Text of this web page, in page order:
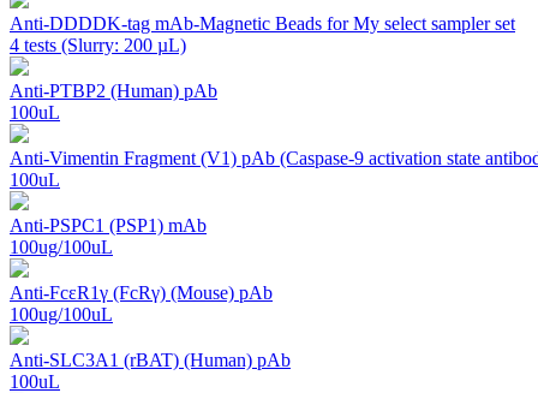
Anti-DDDDK-tag mAb-Magnetic Beads for My select sampler set
4 tests (Slurry: 200 µL)
Anti-PTBP2 (Human) pAb
100uL
Anti-Vimentin Fragment (V1) pAb (Caspase-9 activation state
100uL
Anti-PSPC1 (PSP1) mAb
100ug/100uL
Anti-FcεR1γ (FcRγ) (Mouse) pAb
100ug/100uL
Anti-SLC3A1 (rBAT) (Human) pAb
100uL